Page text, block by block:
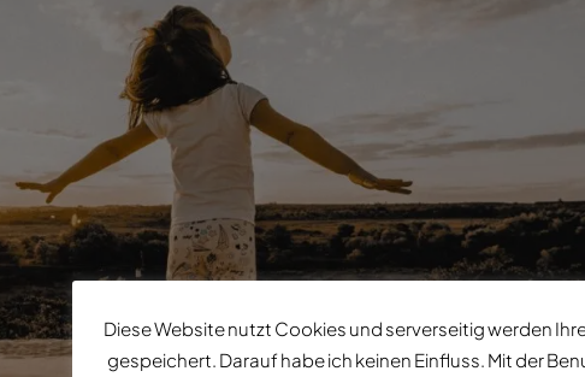
Diese Website nutzt Cookies und serverseitig werden
gespeichert. Darauf habe ich keinen Einfluss. Mit der